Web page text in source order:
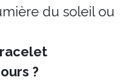
du soleil ou
?